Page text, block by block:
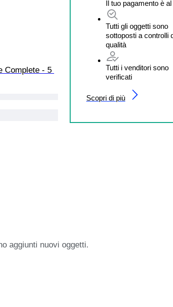
Complete - 5
Il tuo pagamento è
Tutti gli oggetti sono
sottoposti a controlli
qualità
Tutti i venditori sono
verificati
Scopri di più
aggiunti nuovi oggetti.